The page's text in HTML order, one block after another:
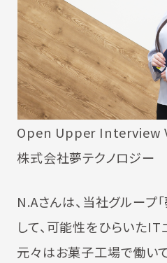
Open Upper Interview
株式会社夢テクノロジ
N.Aさんは、当社グループ
して、可能性をひらいたIT
元々はお菓子工場で働い